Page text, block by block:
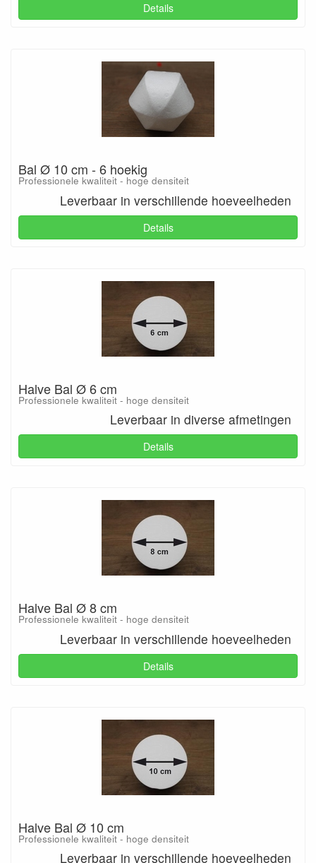
Details
Bal Ø 10 cm - 6 hoekig
Professionele kwaliteit - hoge densiteit
Leverbaar in verschillende hoeveelheden
Details
Halve Bal Ø 6 cm
Professionele kwaliteit - hoge densiteit
Leverbaar in diverse afmetingen
Details
Halve Bal Ø 8 cm
Professionele kwaliteit - hoge densiteit
Leverbaar in verschillende hoeveelheden
Details
Halve Bal Ø 10 cm
Professionele kwaliteit - hoge densiteit
Leverbaar in verschillende hoeveelheden